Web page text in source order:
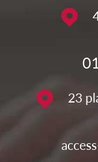
23